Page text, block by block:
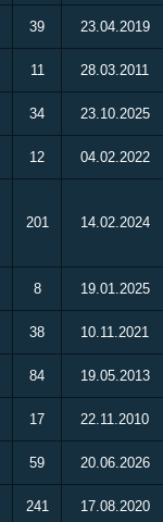
39 23.04.2019
11 28.03.2011
34 23.10.2025
12 04.02.2022
201 14.02.2024
8 19.01.2025
38 10.11.2021
84 19.05.2013
17 22.11.2010
59 20.06.2026
241 17.08.2020